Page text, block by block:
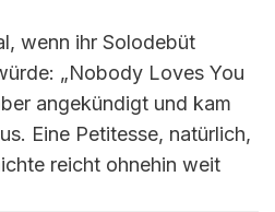
wenn ihr Solodebüt
„Nobody Loves You
angekündigt und kam
Eine Petitesse, natürlich,
reicht ohnehin weit